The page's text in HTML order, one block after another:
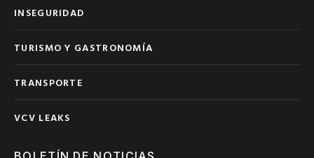
INSEGURIDAD
TURISMO Y GASTRONOMÍA
TRANSPORTE
VCV LEAKS